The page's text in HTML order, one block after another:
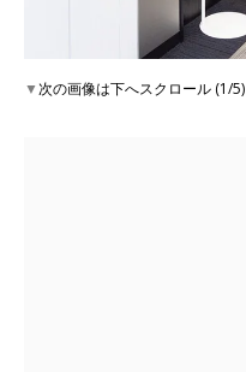
▼次の画像は下へスクロール (1/5)